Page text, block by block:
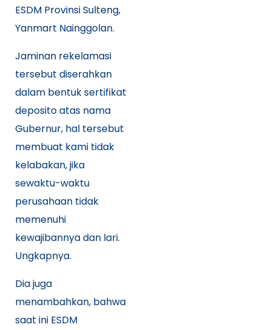
ESDM Provinsi Sulteng,
Yanmart Nainggolan.
Jaminan rekelamasi
tersebut diserahkan
dalam bentuk sertifikat
deposito atas nama
Gubernur, hal tersebut
membuat kami tidak
kelabakan, jika
sewaktu-waktu
perusahaan tidak
memenuhi
kewajibannya dan lari.
Ungkapnya.
Dia juga
menambahkan, bahwa
saat ini ESDM